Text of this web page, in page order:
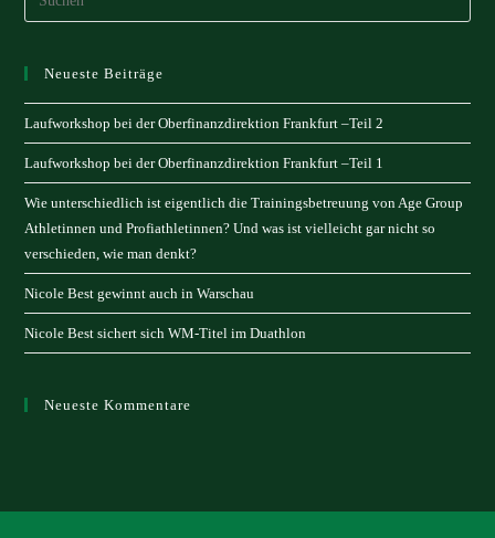
Neueste Beiträge
Laufworkshop bei der Oberfinanzdirektion Frankfurt –Teil 2
Laufworkshop bei der Oberfinanzdirektion Frankfurt –Teil 1
Wie unterschiedlich ist eigentlich die Trainingsbetreuung von Age Group
Athletinnen und Profiathletinnen? Und was ist vielleicht gar nicht so
verschieden, wie man denkt?
Nicole Best gewinnt auch in Warschau
Nicole Best sichert sich WM-Titel im Duathlon
Neueste Kommentare